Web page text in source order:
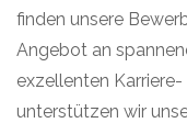
finden unsere
Angebot an
exzellenten
unterstützen wir